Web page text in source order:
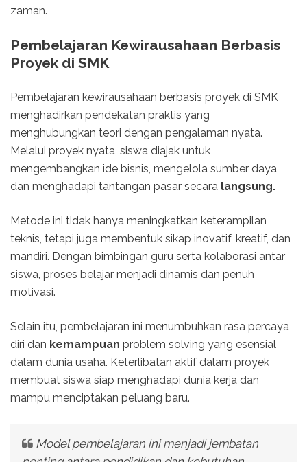
zaman.
Pembelajaran Kewirausahaan Berbasis
Proyek di SMK
Pembelajaran kewirausahaan berbasis proyek di SMK
menghadirkan pendekatan praktis yang
menghubungkan teori dengan pengalaman nyata.
Melalui proyek nyata, siswa diajak untuk
mengembangkan ide bisnis, mengelola sumber daya,
dan menghadapi tantangan pasar secara langsung.
Metode ini tidak hanya meningkatkan keterampilan
teknis, tetapi juga membentuk sikap inovatif, kreatif, dan
mandiri. Dengan bimbingan guru serta kolaborasi antar
siswa, proses belajar menjadi dinamis dan penuh
motivasi.
Selain itu, pembelajaran ini menumbuhkan rasa percaya
diri dan kemampuan problem solving yang esensial
dalam dunia usaha. Keterlibatan aktif dalam proyek
membuat siswa siap menghadapi dunia kerja dan
mampu menciptakan peluang baru.
Model pembelajaran ini menjadi jembatan